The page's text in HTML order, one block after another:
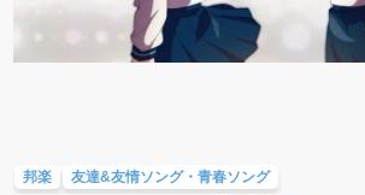
邦楽 友達&友情ソング・青春ソング